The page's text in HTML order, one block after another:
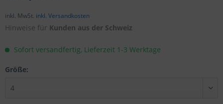
inkl. MwSt. inkl. Versandkosten
Hinweise für Kunden aus der Schweiz
Sofort versandfertig, Lieferzeit 1-3 Werktage
Größe: